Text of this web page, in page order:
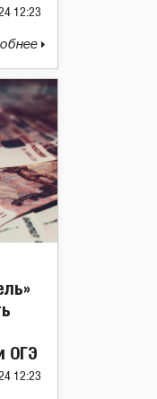
12:23
ОГЭ
12:23